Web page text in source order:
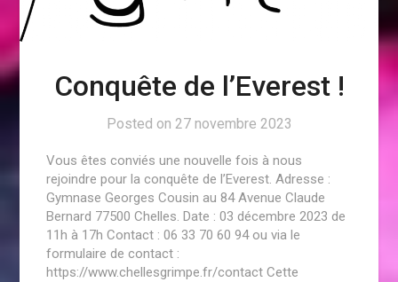
Conquête de l’Everest !
Posted on 27 novembre 2023
Vous êtes conviés une nouvelle fois à nous
rejoindre pour la conquête de l’Everest. Adresse :
Gymnase Georges Cousin au 84 Avenue Claude
Bernard 77500 Chelles. Date : 03 décembre 2023 de
11h à 17h Contact : 06 33 70 60 94 ou via le
formulaire de contact :
https://www.chellesgrimpe.fr/contact Cette